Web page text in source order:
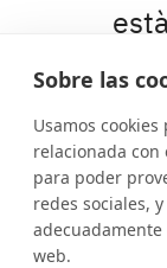
Sobre las
Usamos
relacionada con
para poder
redes sociales,
web.